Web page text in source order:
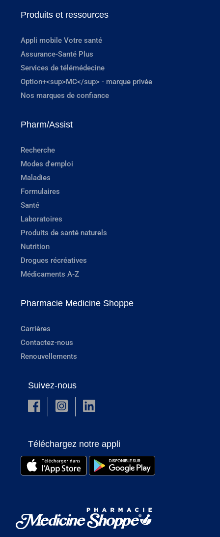
Produits et ressources
Appli mobile Votre santé
Assurance-Santé Plus
Services de télémédecine
Option+<sup>MC</sup> - marque privée
Nos marques de confiance
Pharm/Assist
Recherche
Modes d'emploi
Maladies
Formulaires
Santé
Laboratoires
Produits de santé naturels
Nutrition
Drogues récréatives
Médicaments A-Z
Pharmacie Medicine Shoppe
Carrières
Contactez-nous
Renouvellements
Suivez-nous
Téléchargez notre appli